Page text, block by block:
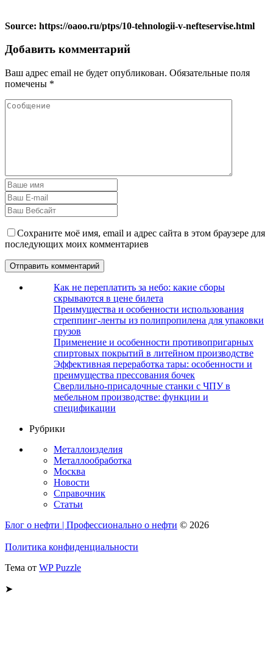
Source: https://oaoo.ru/ptps/10-tehnologii-v-nefteservise.html
Добавить комментарий
Ваш адрес email не будет опубликован. Обязательные поля
помечены *
Сохраните моё имя, email и адрес сайта в этом браузере для
последующих моих комментариев
Как не переплатить за небо: какие сборы
скрываются в цене билета
Преимущества и особенности использования
стреппинг-ленты из полипропилена для упаковки
грузов
Применение и особенности противопригарных
спиртовых покрытий в литейном производстве
Эффективная переработка тары: особенности и
преимущества прессования бочек
Сверлильно-присадочные станки с ЧПУ в
мебельном производстве: функции и
спецификации
Рубрики
Металлоизделия
Металлообработка
Москва
Новости
Справочник
Статьи
Блог о нефти | Профессионально о нефти © 2026
Политика конфиденциальности
Тема от WP Puzzle
➤